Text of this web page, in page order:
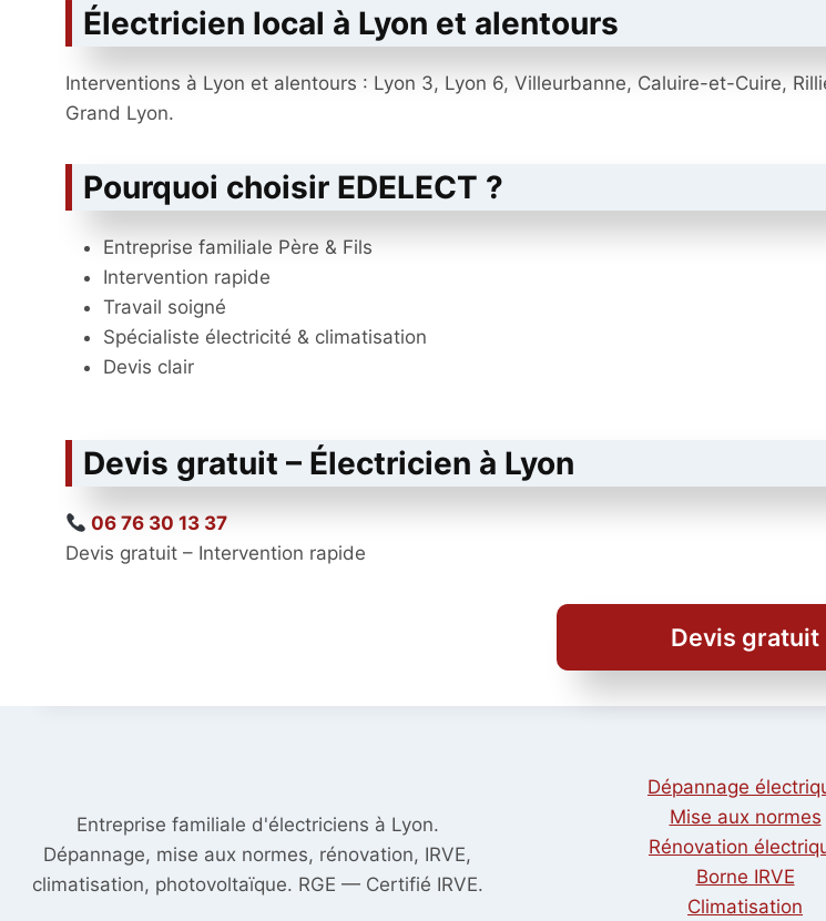
Électricien local à Lyon et alentours
Interventions à Lyon et alentours : Lyon 3, Lyon 6, Villeurbanne, Caluire-et-Cuire,
Grand Lyon.
Pourquoi choisir EDELECT ?
Entreprise familiale Père & Fils
Intervention rapide
Travail soigné
Spécialiste électricité & climatisation
Devis clair
Devis gratuit – Électricien à Lyon
06 76 30 13 37
Devis gratuit – Intervention rapide
Devis gratuit
Entreprise familiale d'électriciens à Lyon.
Dépannage, mise aux normes, rénovation, IRVE,
climatisation, photovoltaïque. RGE — Certifié IRVE.
Dépannage
Mise aux normes
Rénovation
Borne IRVE
Climatisation